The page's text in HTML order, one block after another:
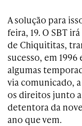
A solução para
feira, 19. O SBT
de Chiquititas,
sucesso, em
algumas
via comunicado,
os direitos junto
detentora da
ano que vem.